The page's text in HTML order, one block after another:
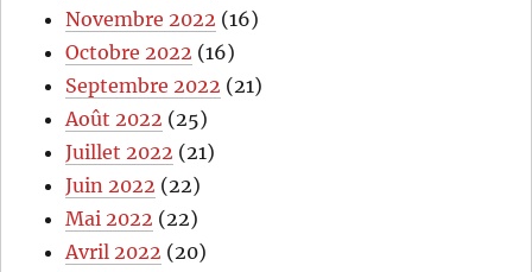
Novembre 2022 (16)
Octobre 2022 (16)
Septembre 2022 (21)
Août 2022 (25)
Juillet 2022 (21)
Juin 2022 (22)
Mai 2022 (22)
Avril 2022 (20)